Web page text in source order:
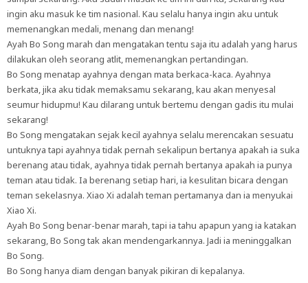
ingin aku masuk ke tim nasional. Kau selalu hanya ingin aku untuk
memenangkan medali, menang dan menang!
Ayah Bo Song marah dan mengatakan tentu saja itu adalah yang harus
dilakukan oleh seorang atlit, memenangkan pertandingan.
Bo Song menatap ayahnya dengan mata berkaca-kaca. Ayahnya
berkata, jika aku tidak memaksamu sekarang, kau akan menyesal
seumur hidupmu! Kau dilarang untuk bertemu dengan gadis itu mulai
sekarang!
Bo Song mengatakan sejak kecil ayahnya selalu merencakan sesuatu
untuknya tapi ayahnya tidak pernah sekalipun bertanya apakah ia suka
berenang atau tidak, ayahnya tidak pernah bertanya apakah ia punya
teman atau tidak. Ia berenang setiap hari, ia kesulitan bicara dengan
teman sekelasnya. Xiao Xi adalah teman pertamanya dan ia menyukai
Xiao Xi.
Ayah Bo Song benar-benar marah, tapi ia tahu apapun yang ia katakan
sekarang, Bo Song tak akan mendengarkannya. Jadi ia meninggalkan
Bo Song.
Bo Song hanya diam dengan banyak pikiran di kepalanya.